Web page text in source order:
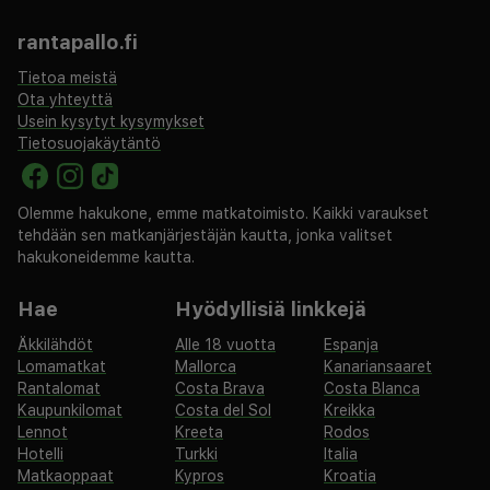
Vilnassa kesälomalla tai talvimatkalla, tämä hotelli
tarjoaa unohtumatonta oleskelua erinomaisessa
sijainnissa.
rantapallo.fi
Tietoa meistä
Ota yhteyttä
Usein kysytyt kysymykset
Tietosuojakäytäntö
Olemme hakukone, emme matkatoimisto. Kaikki varaukset
tehdään sen matkanjärjestäjän kautta, jonka valitset
hakukoneidemme kautta.
Hae
Äkkilähdöt
Lomamatkat
Rantalomat
Kaupunkilomat
Lennot
Hotelli
Matkaoppaat
Hyödyllisiä linkkejä
Alle 18 vuotta
Espanja
Mallorca
Kanariansaaret
Costa Brava
Costa Blanca
Costa del Sol
Kreikka
Kreeta
Rodos
Turkki
Italia
Kypros
Kroatia